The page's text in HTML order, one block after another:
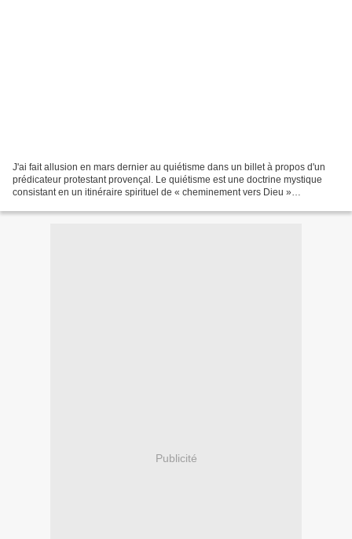
J'ai fait allusion en mars dernier au quiétisme dans un billet à propos d'un
prédicateur protestant provençal. Le quiétisme est une doctrine mystique
consistant en un itinéraire spirituel de « cheminement vers Dieu »
Publicité